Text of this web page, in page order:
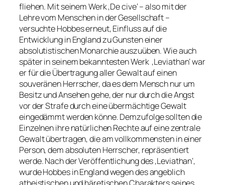
fliehen. Mit seinem Werk ‚De cive‘ – also mit der
Lehre vom Menschen in der Gesellschaft –
versuchte Hobbes erneut, Einfluss auf die
Entwicklung in England zu Gunsten einer
absolutistischen Monarchie auszuüben. Wie auch
später in seinem bekanntesten Werk ‚Leviathan‘ war
er für die Übertragung aller Gewalt auf einen
souveränen Herrscher, da es dem Mensch nur um
Besitz und Ansehen gehe, der nur durch die Angst
vor der Strafe durch eine übermächtige Gewalt
eingedämmt werden könne. Demzufolge sollten die
Einzelnen ihre natürlichen Rechte auf eine zentrale
Gewalt übertragen, die am vollkommensten in einer
Person, dem absoluten Herrscher, repräsentiert
werde. Nach der Veröffentlichung des ‚Leviathan‘,
wurde Hobbes in England wegen des angeblich